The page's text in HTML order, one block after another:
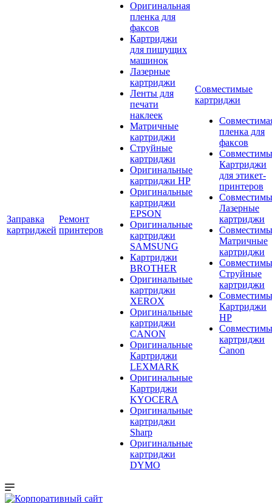
Заправка
картриджей
Ремонт
принтеров
Оригинальная
пленка для
факсов
Картриджи
для пишущих
машинок
Лазерные
картриджи
Ленты для
печати
наклеек
Матричные
картриджи
Струйные
картриджи
Оригинальные
картриджи HP
Оригинальные
картриджи
EPSON
Оригинальные
картриджи
SAMSUNG
Картриджи
BROTHER
Оригинальные
картриджи
XEROX
Оригинальные
картриджи
CANON
Оригинальные
Картриджи
LEXMARK
Оригинальные
Картриджи
KYOCERA
Оригинальные
картриджи
Sharp
Оригинальные
картриджи
DYMO
Совместимые
картриджи
пленка для
факсов
Картриджи
для этикет-
принтеров
Лазерные
картриджи
Матричные
картриджи
Струйные
картриджи
Картриджи
HP
картриджи
Canon